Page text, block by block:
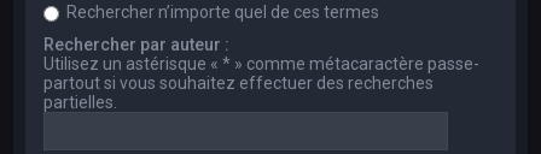
Rechercher n’importe quel de ces termes
Rechercher par auteur :
Utilisez un astérisque « * » comme métacaractère passe-
partout si vous souhaitez effectuer des recherches
partielles.